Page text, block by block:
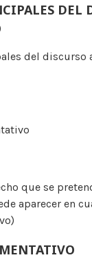
DEL
del discurso
que se
aparecer en